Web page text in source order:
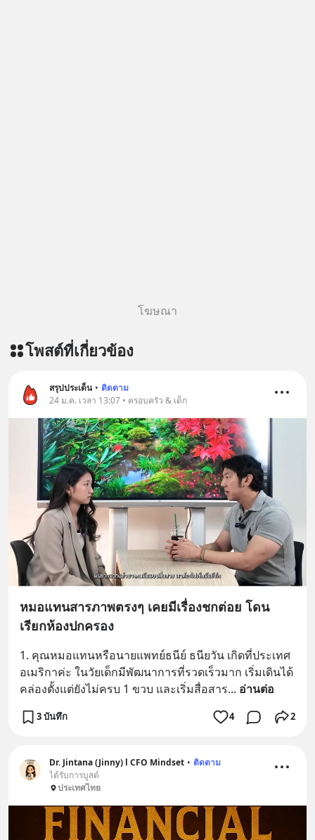
โฆษณา
โพสต์ที่เกี่ยวข้อง
สรุปประเด็น • ติดตาม
24 ม.ค. เวลา 13:07 • ครอบครัว & เด็ก
หมอแทนสารภาพตรงๆ เคยมีเรื่องชกต่อย โดน
เรียกห้องปกครอง
1. คุณหมอแทนหรือนายแพทย์ธนีย์ ธนียวัน เกิดที่ประเทศ
อเมริกาค่ะ ในวัยเด็กมีพัฒนาการที่รวดเร็วมาก เริ่มเดินได้
คล่องตั้งแต่ยังไม่ครบ 1 ขวบ และเริ่มสื่อสาร... อ่านต่อ
3 บันทึก 4 2
Dr. Jintana (Jinny) l CFO Mindset • ติดตาม
ได้รับการบูสต์
ประเทศไทย